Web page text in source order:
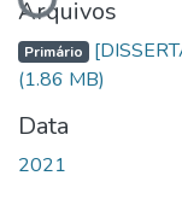
Carregando...
Arquivos
Primário
(1.86 MB)
Data
2021